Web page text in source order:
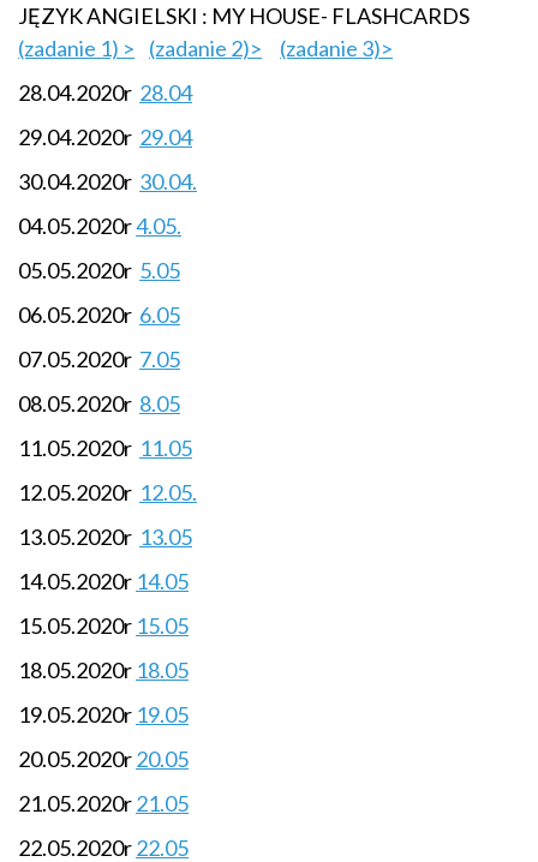
JĘZYK ANGIELSKI : MY HOUSE- FLASHCARDS
(zadanie 1) >
(zadanie 2)>
(zadanie 3)>
28.04.2020r 28.04
29.04.2020r 29.04
30.04.2020r 30.04.
04.05.2020r4.05.
05.05.2020r 5.05
06.05.2020r 6.05
07.05.2020r 7.05
08.05.2020r 8.05
11.05.2020r 11.05
12.05.2020r 12.05.
13.05.2020r 13.05
14.05.2020r 14.05
15.05.2020r 15.05
18.05.2020r 18.05
19.05.2020r 19.05
20.05.2020r20.05
21.05.2020r21.05
22.05.2020r22.05